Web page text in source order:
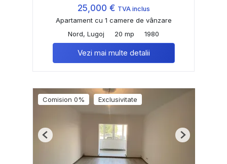
25,000 € TVA inclus
Apartament cu 1 camere de vânzare
Nord, Lugoj
20 mp 1980
Vezi mai multe detalii
Comision 0% Exclusivitate
Previous Next